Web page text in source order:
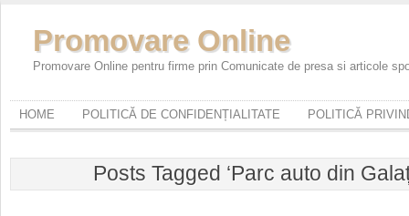
Promovare Online
Promovare Online pentru firme prin Comunicate de presa si articole
HOME POLITICĂ DE CONFIDENȚIALITATE POLITICĂ
Posts Tagged ‘Parc auto din